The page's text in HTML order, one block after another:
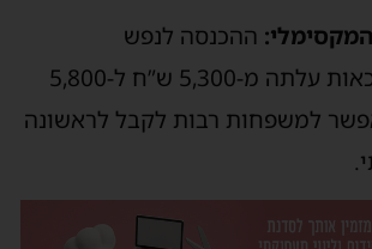
ההכנסה לנפש
המקסימלית לזכאות עלתה מ-5,300 ש”ח ל-5,800
למשפחות רבות לקבל לראשונה